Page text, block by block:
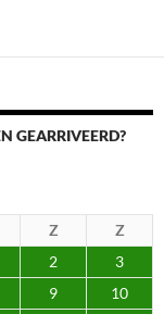
GEARRIVEERD?
Z
Z
2
3
9
10